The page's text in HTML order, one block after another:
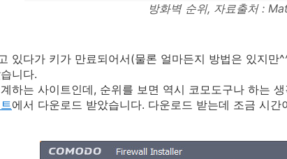
방화벽 순위, 자료출처 :
있다가 키가 만료되어서(물론 얼마든지 방법은 있지
니다.
하는 사이트인데, 순위를 보면 역시 코모도구나 하는
에서 다운로드 받았습니다. 다운로드 받는데 조금 시간